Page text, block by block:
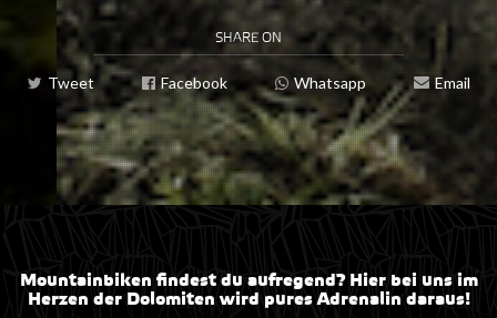
SHARE ON
Tweet Facebook Whatsapp Email
Mountainbiken findest du aufregend? Hier bei uns im
Herzen der Dolomiten wird pures Adrenalin daraus!